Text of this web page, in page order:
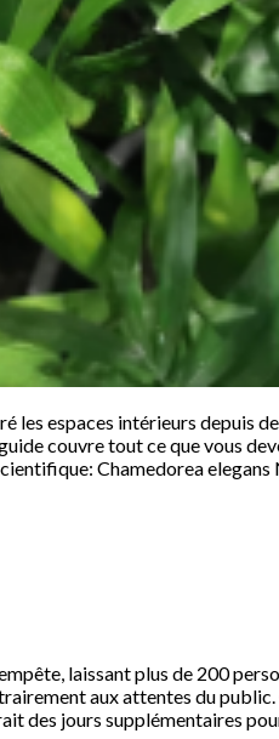
les espaces intérieurs depuis
couvre tout ce que vous
Chamedorea
laissant plus de 200
aux attentes du
des jours supplémentaires